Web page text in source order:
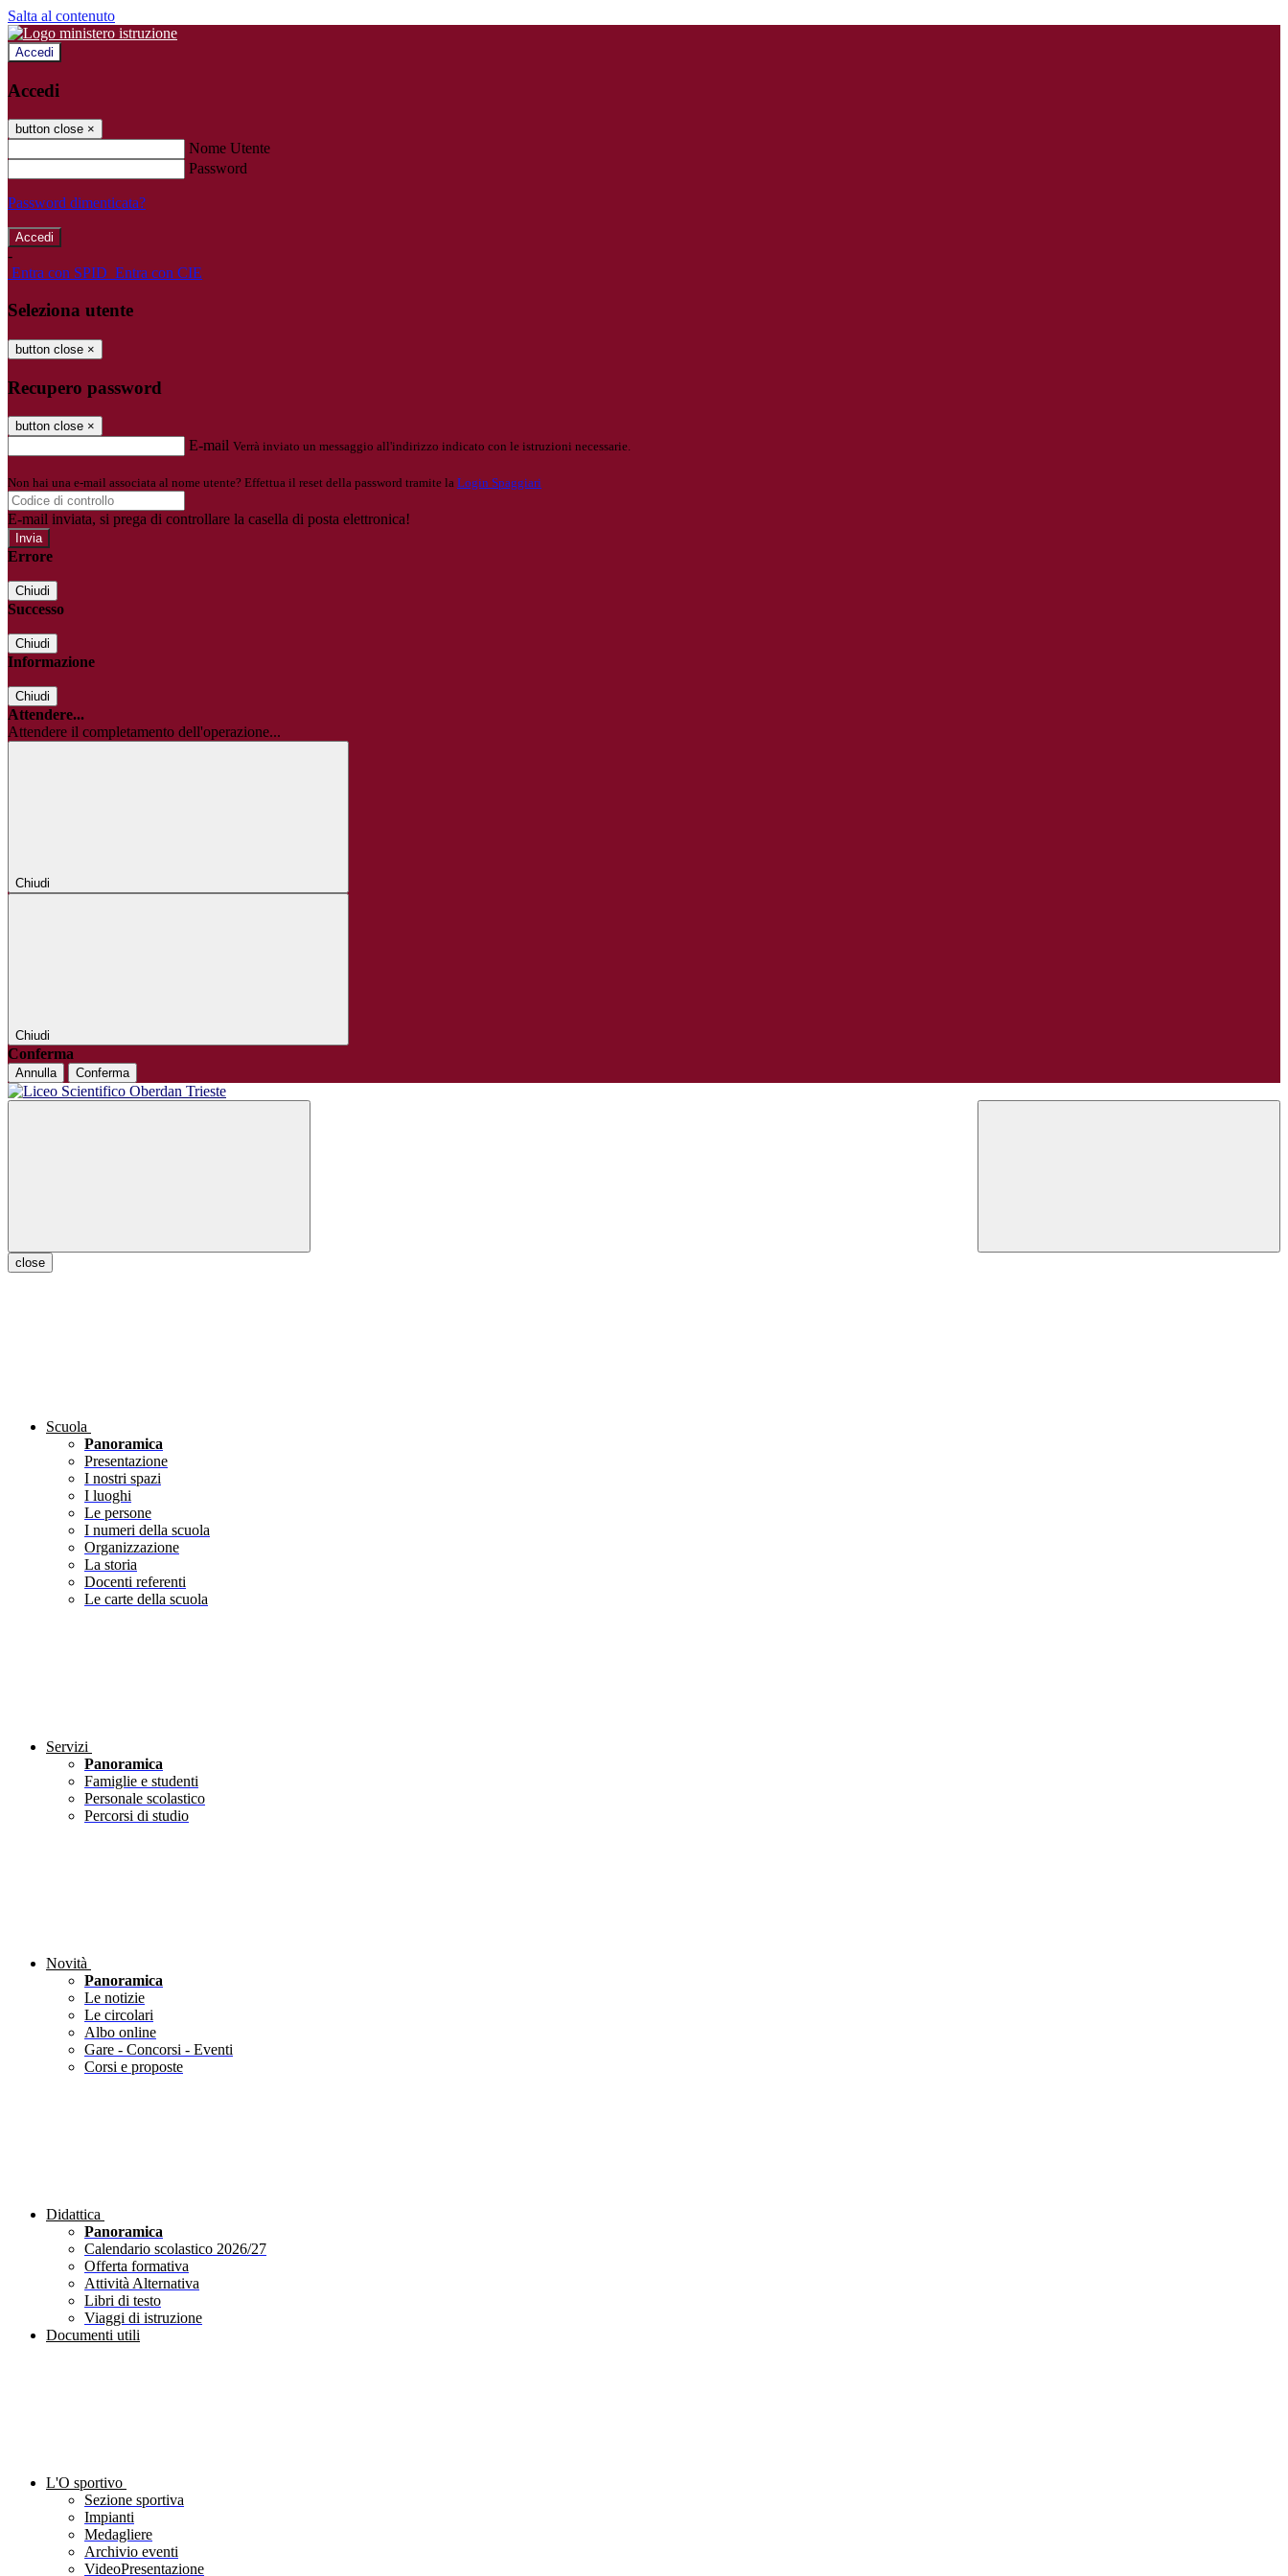
Salta al contenuto
Accedi
Accedi
button close ×
Nome Utente
Password
Password dimenticata?
-
Entra con SPID Entra con CIE
Seleziona utente
button close ×
Recupero password
button close ×
E-mail Verrà inviato un messaggio all'indirizzo indicato con le istruzioni necessarie.
Non hai una e-mail associata al nome utente? Effettua il reset della password tramite la Login Spaggiari
E-mail inviata, si prega di controllare la casella di posta elettronica!
Errore
Chiudi
Successo
Chiudi
Informazione
Chiudi
Attendere...
Attendere il completamento dell'operazione...
Chiudi
Chiudi
Conferma
Annulla Conferma
close
Scuola
Panoramica
Presentazione
I nostri spazi
I luoghi
Le persone
I numeri della scuola
Organizzazione
La storia
Docenti referenti
Le carte della scuola
Servizi
Panoramica
Famiglie e studenti
Personale scolastico
Percorsi di studio
Novità
Panoramica
Le notizie
Le circolari
Albo online
Gare - Concorsi - Eventi
Corsi e proposte
Didattica
Panoramica
Calendario scolastico 2026/27
Offerta formativa
Attività Alternativa
Libri di testo
Viaggi di istruzione
Documenti utili
L'O sportivo
Sezione sportiva
Impianti
Medagliere
Archivio eventi
VideoPresentazione